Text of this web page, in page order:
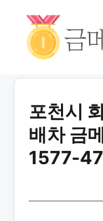
포천시
배차 금
1577-